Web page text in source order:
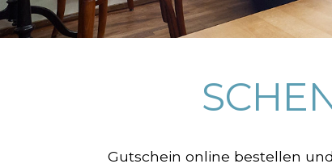
Gutschein online bestellen